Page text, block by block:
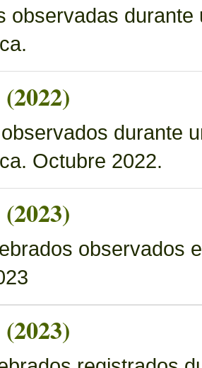
observadas
durante
Octubre 2022.
observados